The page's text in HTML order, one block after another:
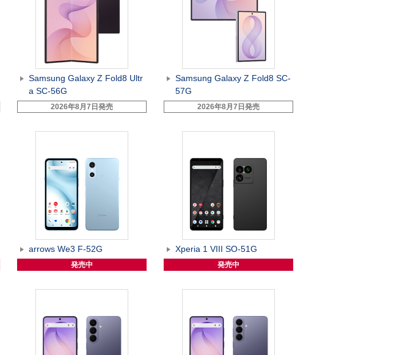
Samsung Galaxy Z Fold8 Ultr
a SC-56G
2026年8月7日発売
Samsung Galaxy Z Fold8 SC-
57G
2026年8月7日発売
arrows We3 F-52G
発売中
Xperia 1 VIII SO-51G
発売中